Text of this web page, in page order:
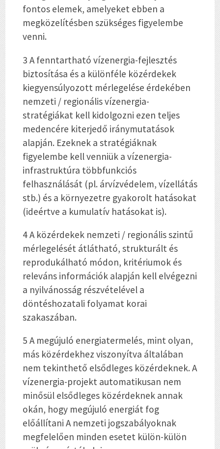
fontos elemek, amelyeket ebben a
megközelítésben szükséges figyelembe
venni.
3 A fenntartható vízenergia-fejlesztés
biztosítása és a különféle közérdekek
kiegyensúlyozott mérlegelése érdekében
nemzeti / regionális vízenergia-
stratégiákat kell kidolgozni ezen teljes
medencére kiterjedő iránymutatások
alapján. Ezeknek a stratégiáknak
figyelembe kell venniük a vízenergia-
infrastruktúra többfunkciós
felhasználását (pl. árvízvédelem, vízellátás
stb.) és a környezetre gyakorolt hatásokat
(ideértve a kumulatív hatásokat is).
4 A közérdekek nemzeti / regionális szintű
mérlegelését átlátható, strukturált és
reprodukálható módon, kritériumok és
releváns információk alapján kell elvégezni
a nyilvánosság részvételével a
döntéshozatali folyamat korai
szakaszában.
5 A megújuló energiatermelés, mint olyan,
más közérdekhez viszonyítva általában
nem tekinthető elsődleges közérdeknek. A
vízenergia-projekt automatikusan nem
minősül elsődleges közérdeknek annak
okán, hogy megújuló energiát fog
előállítani A nemzeti jogszabályoknak
megfelelően minden esetet külön-külön